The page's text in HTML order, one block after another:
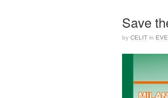
Save
by CELIT in